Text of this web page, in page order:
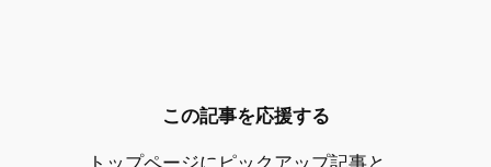
この記事を応援する